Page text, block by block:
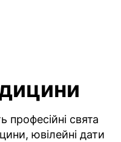
свята
ювілейні дати